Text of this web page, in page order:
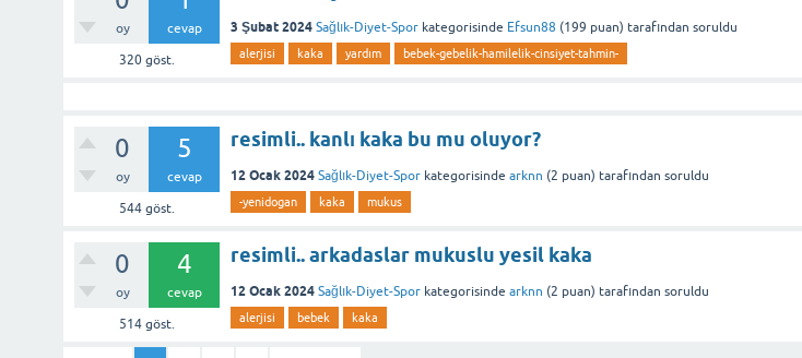
oy cevap
320 göst.
3 Şubat 2024 Sağlık-Diyet-Spor kategorisinde Efsun88 (199 puan) tarafından soruldu
alerjisi kaka yardım bebek-gebelik-hamilelik-cinsiyet-tahmin-
0
oy
5
cevap
544 göst.
resimli.. kanlı kaka bu mu oluyor?
12 Ocak 2024 Sağlık-Diyet-Spor kategorisinde arknn (2 puan) tarafından soruldu
-yenidogan kaka mukus
0
oy
4
cevap
514 göst.
resimli.. arkadaslar mukuslu yesil kaka
12 Ocak 2024 Sağlık-Diyet-Spor kategorisinde arknn (2 puan) tarafından soruldu
alerjisi bebek kaka